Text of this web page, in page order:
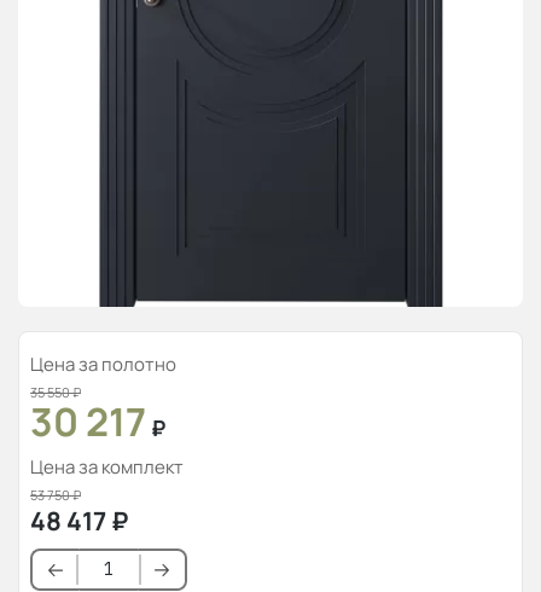
Цена за полотно
35 550₽
30 217 ₽
Цена за комплект
53 750₽
48 417₽